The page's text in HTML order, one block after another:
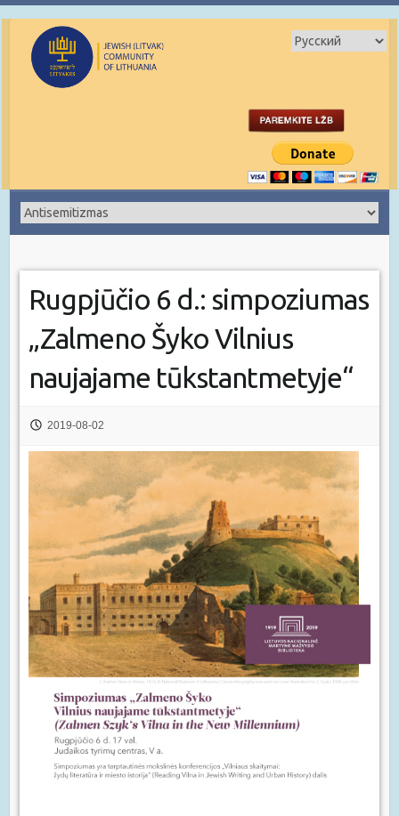
Rugpjūčio 6 d.: simpoziumas
„Zalmeno Šyko Vilnius
naujajame tūkstantmetyje“
2019-08-02